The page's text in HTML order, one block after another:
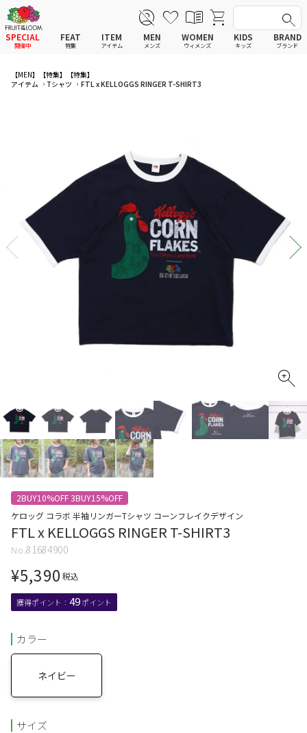
SPECIAL
開催中
FEAT
特集
ITEM
アイテム
全てのアイテム
スカート
セットアップ
その他ウェア
ルームウェア
アンダーウェアWOMEN
帽子
バッグ
ファッショングッズ
レイングッズ
MEN
メンズ
全てのメンズ アイテム
その他ウェア
ルームウェア
アンダーウェア
帽子
ファッショングッズ
WOMEN
ウィメンズ
全てのウィメンズ
スカート
セットアップ
その他ウェア
ルームウェア
ソックス
ファッショングッズ
レイングッズ
KIDS
キッズ
全てのキッズ
スカート
セットアップ
その他ウェア
ルームウェア
ソックス
ファッショングッズ
レイングッズ
BRAND
ブランド
【MEN】 【特集】
【特集】
アイテム
Tシャツ FTL x KELLOGGS RINGER T-SHIRT3
2BUY10%OFF 3BUY15%OFF
ケロッグ コラボ 半袖リンガーTシャツ コーンフレイクデザイン
FTL x KELLOGGS RINGER T-SHIRT3
81684900
¥5,390 税込
49
カラー
ネイビー
サイズ